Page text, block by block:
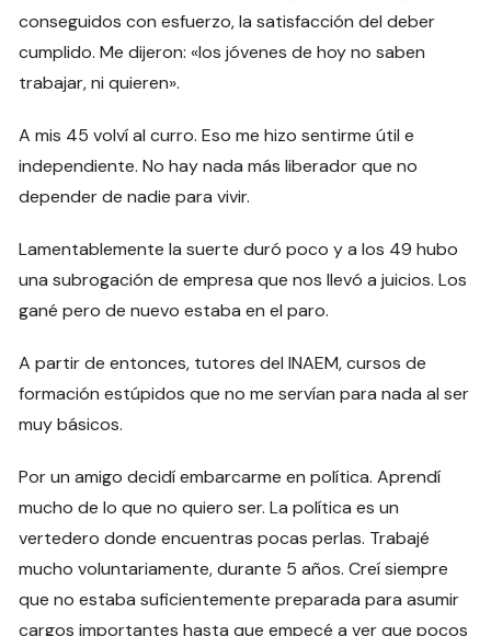
conseguidos con esfuerzo, la satisfacción del deber
cumplido. Me dijeron: «los jóvenes de hoy no saben
trabajar, ni quieren».
A mis 45 volví al curro. Eso me hizo sentirme útil e
independiente. No hay nada más liberador que no
depender de nadie para vivir.
Lamentablemente la suerte duró poco y a los 49 hubo
una subrogación de empresa que nos llevó a juicios. Los
gané pero de nuevo estaba en el paro.
A partir de entonces, tutores del INAEM, cursos de
formación estúpidos que no me servían para nada al ser
muy básicos.
Por un amigo decidí embarcarme en política. Aprendí
mucho de lo que no quiero ser. La política es un
vertedero donde encuentras pocas perlas. Trabajé
mucho voluntariamente, durante 5 años. Creí siempre
que no estaba suficientemente preparada para asumir
cargos importantes hasta que empecé a ver que pocos